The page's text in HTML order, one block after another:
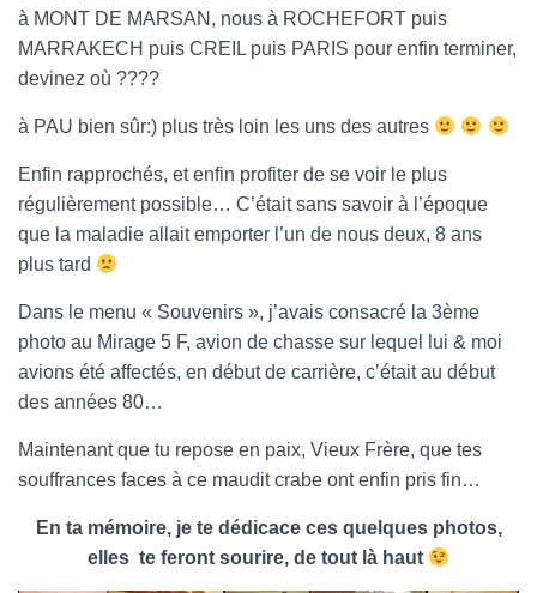
à MONT DE MARSAN, nous à ROCHEFORT puis
MARRAKECH puis CREIL puis PARIS pour enfin terminer,
devinez où ????
à PAU bien sûr:) plus très loin les uns des autres
Enfin rapprochés, et enfin profiter de se voir le plus
régulièrement possible… C’était sans savoir à l’époque
que la maladie allait emporter l’un de nous deux, 8 ans
plus tard
Dans le menu « Souvenirs », j’avais consacré la 3ème
photo au Mirage 5 F, avion de chasse sur lequel lui & moi
avions été affectés, en début de carrière, c’était au début
des années 80…
Maintenant que tu repose en paix, Vieux Frère, que tes
souffrances faces à ce maudit crabe ont enfin pris fin…
En ta mémoire, je te dédicace ces quelques photos,
elles te feront sourire, de tout là haut